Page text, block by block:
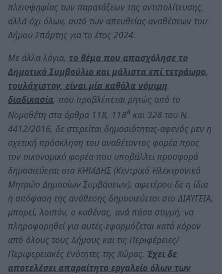
πλειοψηφίας των παρατάξεων της αντιπολίτευσης,
αλλά όχι όλων, αυτό των απευθείας αναθέσεων του
Δήμου Σπάρτης για το έτος 2024.
Με άλλα λόγια, το θέμα που απασχόλησε το
Δημοτικό Συμβούλιο και μάλιστα επί τετράωρο,
τουλάχιστον, είναι μία καθόλα νόμιμη
διαδικασία, που προβλέπεται ρητώς από το
Νομοθέτη στα άρθρα 118, 118Α και 328 του Ν.
4412/2016, δε στερείται δημοσιότητας-αφενός μεν η
σχετική πρόσκληση του αναθέτοντος φορέα προς
τον οικονομικό φορέα που υποβάλλει προσφορά
δημοσιεύεται στο ΚΗΜΔΗΣ (Κεντρικό Ηλεκτρονικό
Μητρώο Δημοσίων Συμβάσεων), αφετέρου δε η ίδια
η απόφαση της ανάθεσης δημοσιεύεται στο ΔΙΑΥΓΕΙΑ,
μπορεί, λοιπόν, ο καθένας, ανά πάσα στιγμή, να
πληροφορηθεί για αυτές-εφαρμόζεται κατά κόρον
από όλους τους Δήμους και τις Περιφέρειες/
Περιφερειακές Ενότητες της Χώρας. Έχει δε
αποτελέσει απαραίτητο εργαλείο όλων των